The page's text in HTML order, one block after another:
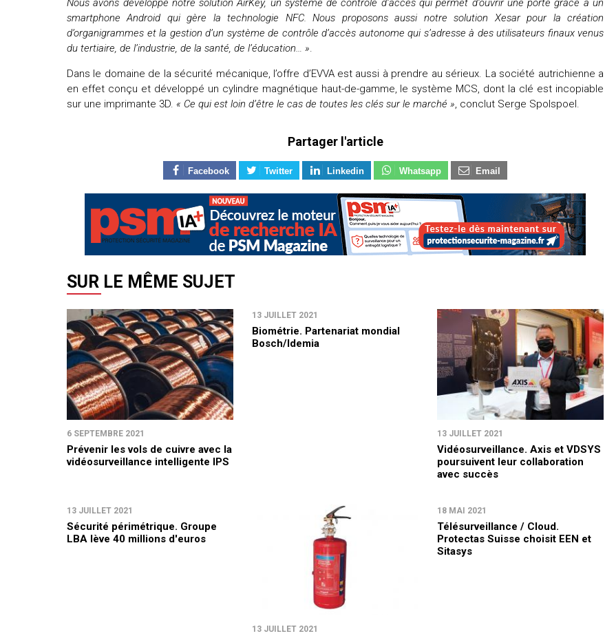
smartphone Android qui gère la technologie NFC. Nous proposons aussi notre solution Xesar pour la création
d’organigrammes et la gestion d’un système de contrôle d’accès autonome qui s’adresse à des utilisateurs finaux venus
du tertiaire, de l’industrie, de la santé, de l’éducation… »
Dans le domaine de la sécurité mécanique, l’offre d’EVVA est aussi à prendre au sérieux. La société autrichienne a
en effet conçu et développé un cylindre magnétique haut-de-gamme, le système MCS, dont la clé est incopiable
sur une imprimante 3D. « Ce qui est loin d’être le cas de toutes les clés sur le marché » , conclut Serge Spolspoel.
Partager l'article
Facebook Twitter Linkedin Whatsapp Email
SUR LE MÊME SUJET
6 SEPTEMBRE 2021
Prévenir les vols de cuivre avec la
vidéosurveillance intelligente IPS
13 JUILLET 2021
Biométrie. Partenariat mondial
Bosch/Idemia
13 JUILLET 2021
Vidéosurveillance. Axis et VDSYS
poursuivent leur collaboration
avec succès
13 JUILLET 2021
Sécurité périmétrique. Groupe
LBA lève 40 millions d'euros
13 JUILLET 2021
18 MAI 2021
Télésurveillance / Cloud.
Protectas Suisse choisit EEN et
Sitasys